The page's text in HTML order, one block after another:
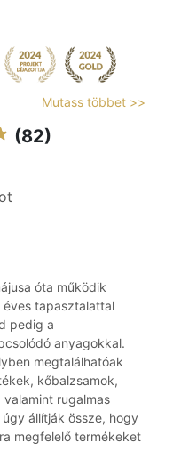
Mutass többet >>
(82)
óta működik
éves tapasztalattal
pedig a
anyagokkal.
megtalálhatóak
kőbalzsamok,
rugalmas
állítják össze, hogy
megfelelő termékeket